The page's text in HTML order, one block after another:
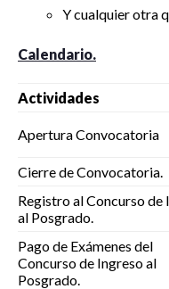
Y cualquier otra
Calendario.
Actividades
Apertura Convocatoria
Cierre de Convocatoria.
Registro al Concurso de
al Posgrado.
Pago de Exámenes del
Concurso de Ingreso al
Posgrado.